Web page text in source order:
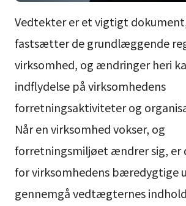
Vedtekter er et vigtigt
fastsætter de grundlæggende
virksomhed, og ændringer heri
indflydelse på virksomhedens
forretningsaktiviteter og
Når en virksomhed vokser, og
forretningsmiljøet ændrer sig, er
for virksomhedens bæredygtige
gennemgå vedtægternes